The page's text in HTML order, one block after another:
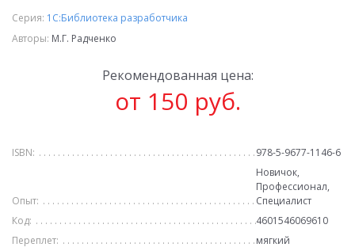
Серия: 1С:Библиотека разработчика
Авторы: М.Г. Радченко
Рекомендованная цена:
от 150 руб.
ISBN: 978-5-9677-1146-6
Опыт:
Новичок,
Профессионал,
Специалист
Код:
4601546069610
Переплет:
мягкий